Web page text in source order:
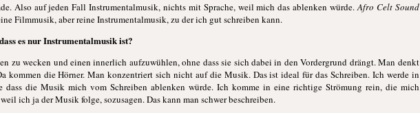
Also auf jeden Fall Instrumentalmusik, nichts mit Sprache, weil mich das ablenken würde.Afro Celt Sound
Filmmusik, aber reine Instrumentalmusik, zu der ich gut schreiben kann.
es nur Instrumentalmusik ist?
zu wecken und einen innerlich aufzuwühlen, ohne dass sie sich dabei in den Vordergrund drängt. Man denkt
kommen die Hörner. Man konzentriert sich nicht auf die Musik. Das ist ideal für das Schreiben. Ich werde in
dass die Musik mich vom Schreiben ablenken würde. Ich komme in eine richtige Strömung rein, die mich
ich ja der Musik folge, sozusagen. Das kann man schwer beschreiben.